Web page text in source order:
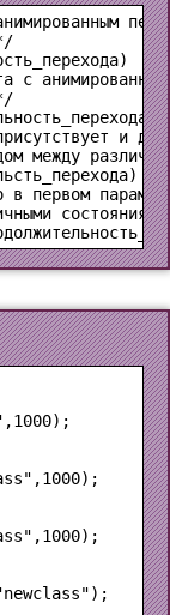
с
и
в первом